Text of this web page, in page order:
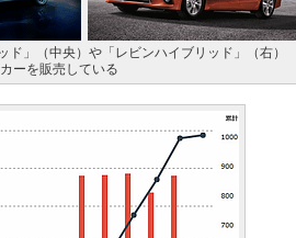
」（中央）や「レビンハイブリッド」（右）
ーを販売している